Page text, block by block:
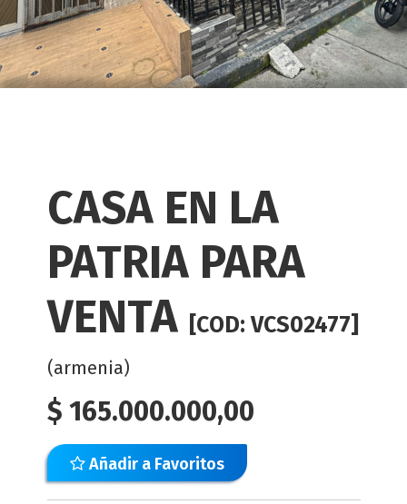
CASA EN LA
PATRIA PARA
VENTA [COD: VCS02477]
(armenia)
$165.000.000,00
Añadir a Favoritos